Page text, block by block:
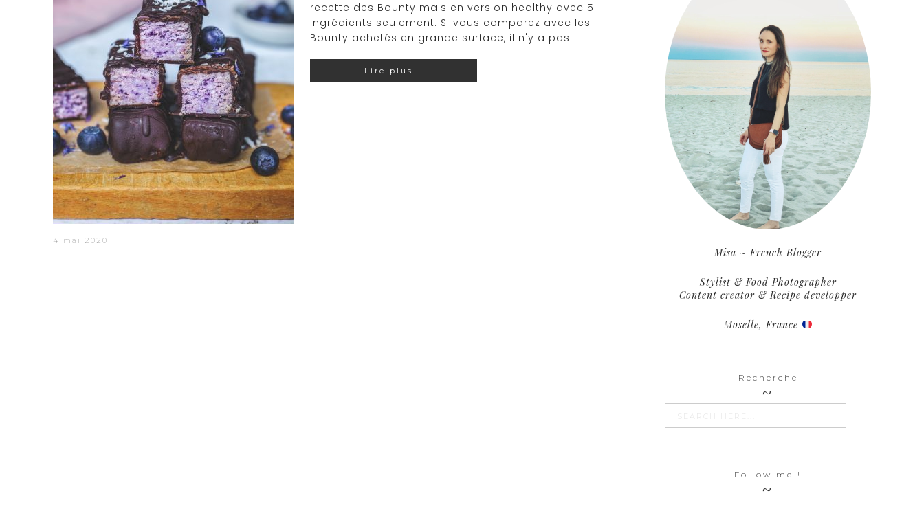
recette des Bounty mais en version healthy avec 5
ingrédients seulement. Si vous comparez avec les
Bounty achetés en grande surface, il n'y a pas
Lire plus...
4 mai 2020
Misa ~ French Blogger
Stylist & Food Photographer
Content creator & Recipe developper
Moselle, France
Recherche
Search SEARCH BUTTON
Follow me !